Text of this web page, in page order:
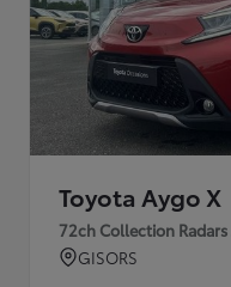
Toyota Aygo X
72ch Collection Radars
GISORS